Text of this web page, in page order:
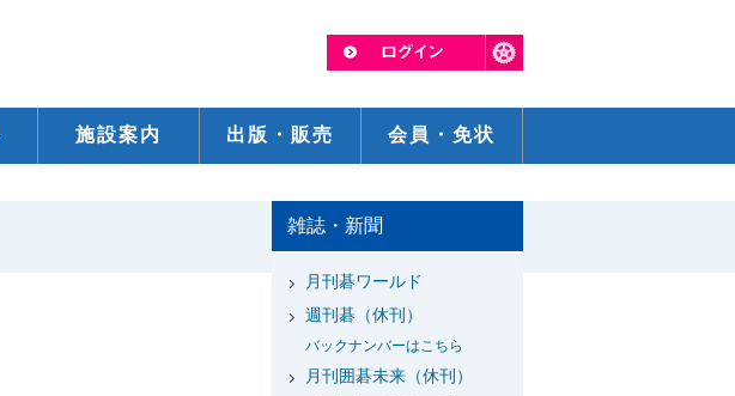
施設案内 出版・販売 会員・免状
雑誌・新聞
月刊碁ワールド
週刊碁（休刊）
バックナンバーはこちら
月刊囲碁未来（休刊）